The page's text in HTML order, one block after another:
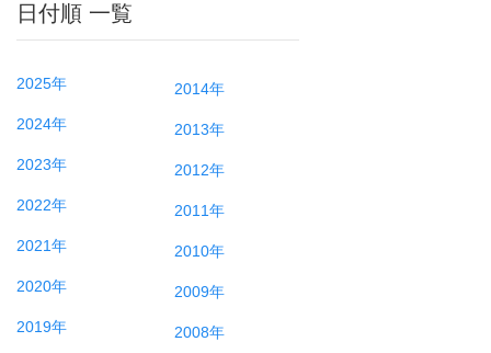
日付順 一覧
2025年
2024年
2023年
2022年
2021年
2020年
2019年
2014年
2013年
2012年
2011年
2010年
2009年
2008年